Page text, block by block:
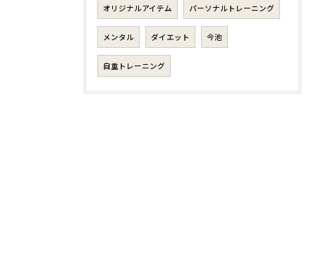
オリジナルアイテム パーソナルトレーニング
メンタル ダイエット 今池
自重トレーニング